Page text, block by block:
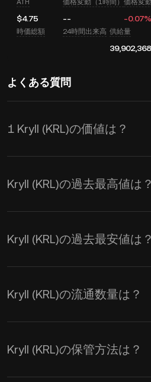
ATH
$4.75
価格変動（1時間）
--
価格変
-0.07%
時価総額 24時間出来高 供給量
39,902,368
よくある質問
1 Kryll (KRL)の価値は？
KuCoinはKryll (KRL)
イムでのUSD価格更
を使用して、KRLから
Kryll (KRL)の過去最高値は？
Kryll (KRL)の過去最安値は？
Kryll (KRL)の流通数量は？
Kryll (KRL)の保管方法は？